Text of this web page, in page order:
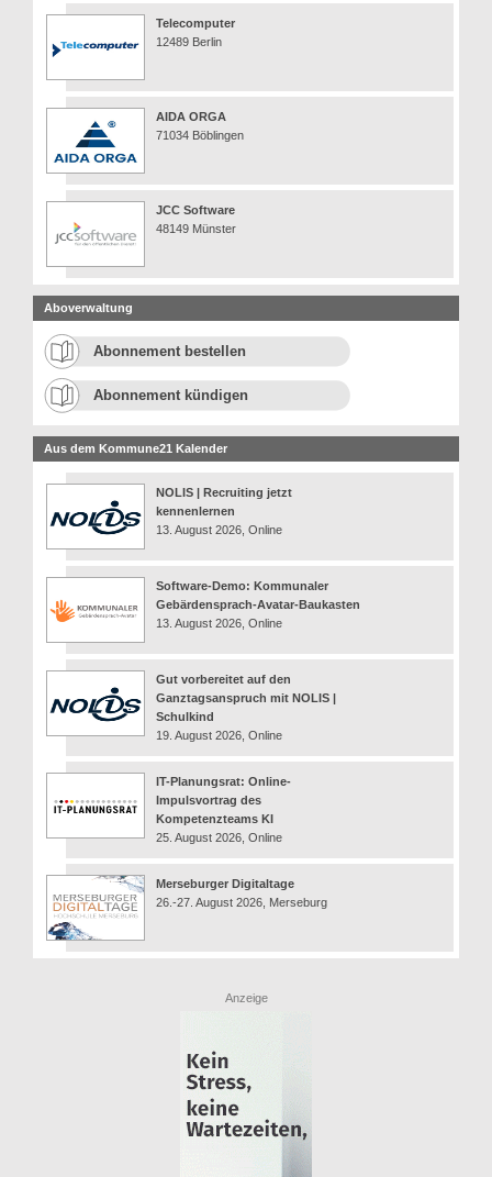
Telecomputer
12489 Berlin
AIDA ORGA
71034 Böblingen
JCC Software
48149 Münster
Aboverwaltung
Abonnement bestellen
Abonnement kündigen
Aus dem Kommune21 Kalender
NOLIS | Recruiting jetzt
kennenlernen
13. August 2026, Online
Software-Demo: Kommunaler
Gebärdensprach-Avatar-Baukasten
13. August 2026, Online
Gut vorbereitet auf den
Ganztagsanspruch mit NOLIS |
Schulkind
19. August 2026, Online
IT-Planungsrat: Online-
Impulsvortrag des
Kompetenzteams KI
25. August 2026, Online
Merseburger Digitaltage
26.-27. August 2026, Merseburg
Anzeige